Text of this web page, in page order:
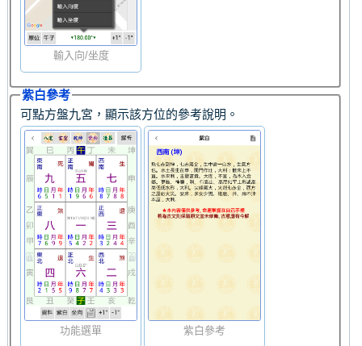
輸入向/坐度
紫白參考
可點方盤九宮，顯示該方位的參考說明。
功能選單 紫白參考